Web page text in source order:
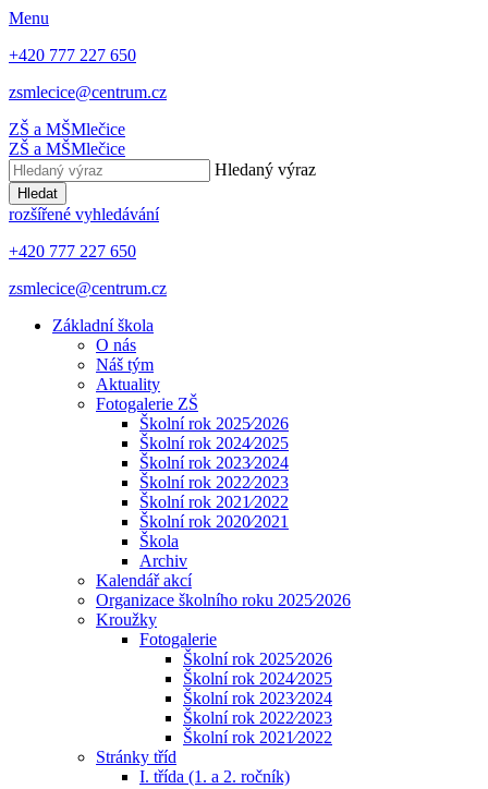
Menu
+420 777 227 650
zsmlecice@centrum.cz
ZŠ a MŠMlečice
ZŠ a MŠMlečice
Hledaný výraz
Hledat
rozšířené vyhledávání
+420 777 227 650
zsmlecice@centrum.cz
Základní škola
O nás
Náš tým
Aktuality
Fotogalerie ZŠ
Školní rok 2025⁄2026
Školní rok 2024⁄2025
Školní rok 2023⁄2024
Školní rok 2022⁄2023
Školní rok 2021⁄2022
Školní rok 2020⁄2021
Škola
Archiv
Kalendář akcí
Organizace školního roku 2025⁄2026
Kroužky
Fotogalerie
Školní rok 2025⁄2026
Školní rok 2024⁄2025
Školní rok 2023⁄2024
Školní rok 2022⁄2023
Školní rok 2021⁄2022
Stránky tříd
I. třída (1. a 2. ročník)